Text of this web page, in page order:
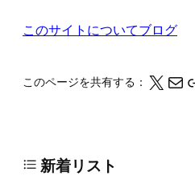
このサイトについてブログ
このページを共有する： X メール このページの
新着リスト